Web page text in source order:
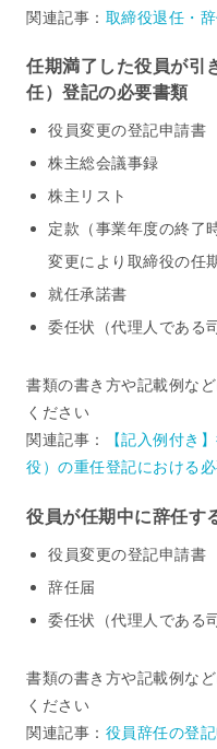
関連記事： 取締役退任・
任期満了した役員が引
任）登記の必要書類
役員変更の登記申請書
株主総会議事録
株主リスト
定款（事業年度の終了
変更により取締役の任
就任承諾書
委任状（代理人である
書類の書き方や記載例な
ください
関連記事：
【記入例付き
役）の重任登記における
役員が任期中に辞任す
役員変更の登記申請書
辞任届
委任状（代理人である
書類の書き方や記載例な
ください
関連記事： 役員辞任の登